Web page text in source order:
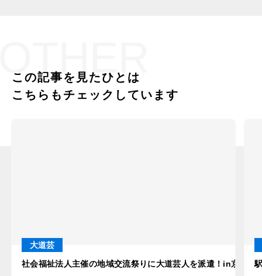
この記事を見たひとは
こちらもチェックしています
大道芸
社会福祉法人主催の地域交流祭りに大道芸人を派遣！in京都